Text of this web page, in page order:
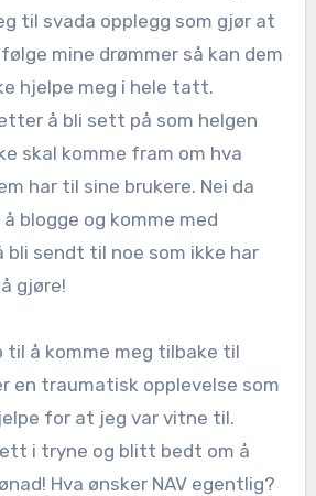
til svada opplegg som gjør at
mine drømmer så kan dem
hjelpe meg i hele tatt.
å bli sett på som helgen
skal komme fram om hva
har til sine brukere. Nei da
blogge og komme med
bli sendt til noe som ikke har
gjøre!
til å komme meg tilbake til
en traumatisk opplevelse som
for at jeg var vitne til.
i tryne og blitt bedt om å
Hva ønsker NAV egentlig?